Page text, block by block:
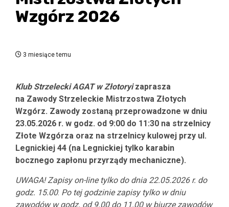
Wzgórz 2026
3 miesiące temu
Klub Strzelecki AGAT w Złotoryizaprasza
na Zawody Strzeleckie Mistrzostwa Złotych
Wzgórz. Zawody zostaną przeprowadzone w dniu
23.05.2026 r. w godz. od 9:00 do 11:30 na strzelnicy
Złote Wzgórza oraz na strzelnicy kulowej przy ul.
Legnickiej 44 (na Legnickiej tylko karabin
bocznego zapłonu przyrządy mechaniczne).
UWAGA! Zapisy on-line tylko do dnia 22.05.2026 r. do
godz. 15.00. Po tej godzinie zapisy tylko w dniu
zawodów w godz. od 9.00 do 11.00 w biurze zawodów